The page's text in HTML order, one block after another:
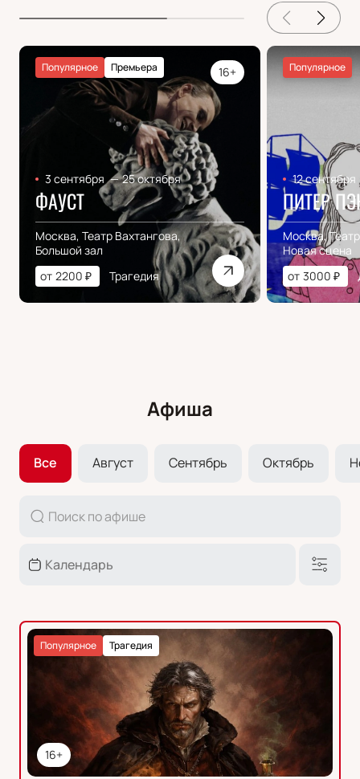
Популярное Премьера 16+
3 сентября — 25 октября
ФАУСТ
Москва, Театр Вахтангова,
Большой зал
от 2200 ₽ Трагедия
Популярное
12 сентября
ПИТЕР
Москва,
Новая сцена
от 3000 ₽
Афиша
Все Август Сентябрь Октябрь
16+
Трагедия
Популярное